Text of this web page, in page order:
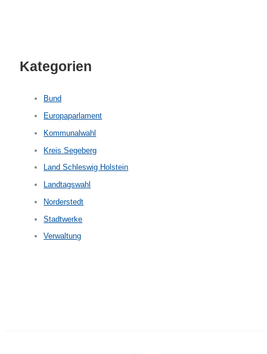
Kategorien
Bund
Europaparlament
Kommunalwahl
Kreis Segeberg
Land Schleswig Holstein
Landtagswahl
Norderstedt
Stadtwerke
Verwaltung